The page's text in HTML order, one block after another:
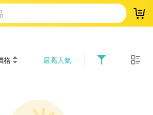
登
格 最高人氣